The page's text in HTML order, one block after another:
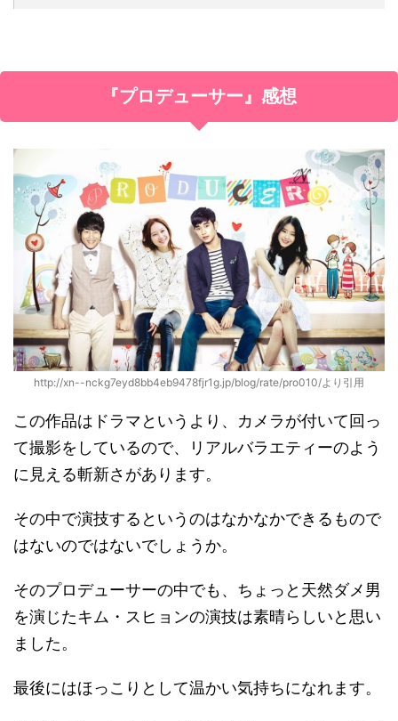
『プロデューサー』感想
http://xn--nckg7eyd8bb4eb9478fjr1g.jp/blog/rate/pro010/より引用
この作品はドラマというより、カメラが付いて回っ
て撮影をしているので、リアルバラエティーのよう
に見える斬新さがあります。
その中で演技するというのはなかなかできるもので
はないのではないでしょうか。
そのプロデューサーの中でも、ちょっと天然ダメ男
を演じたキム・スヒョンの演技は素晴らしいと思い
ました。
最後にはほっこりとして温かい気持ちになれます。